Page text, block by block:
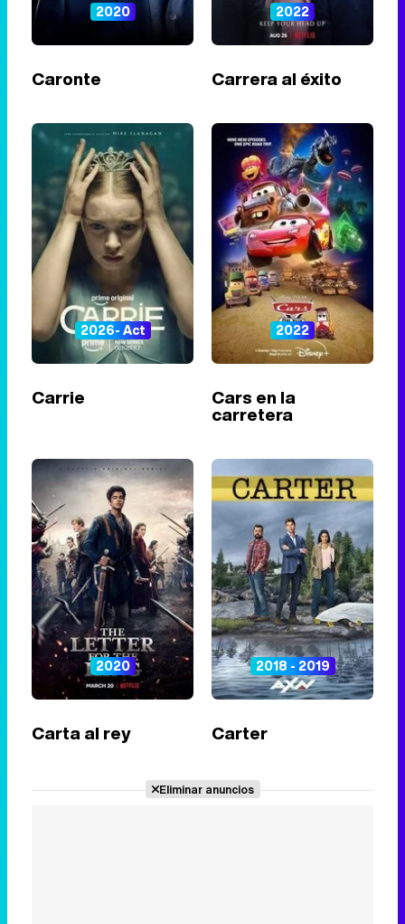
2020
Caronte
2022
Carrera al éxito
2026- Act
Carrie
2022
Cars en la
carretera
2020
Carta al rey
2018 - 2019
Carter
Eliminar anuncios